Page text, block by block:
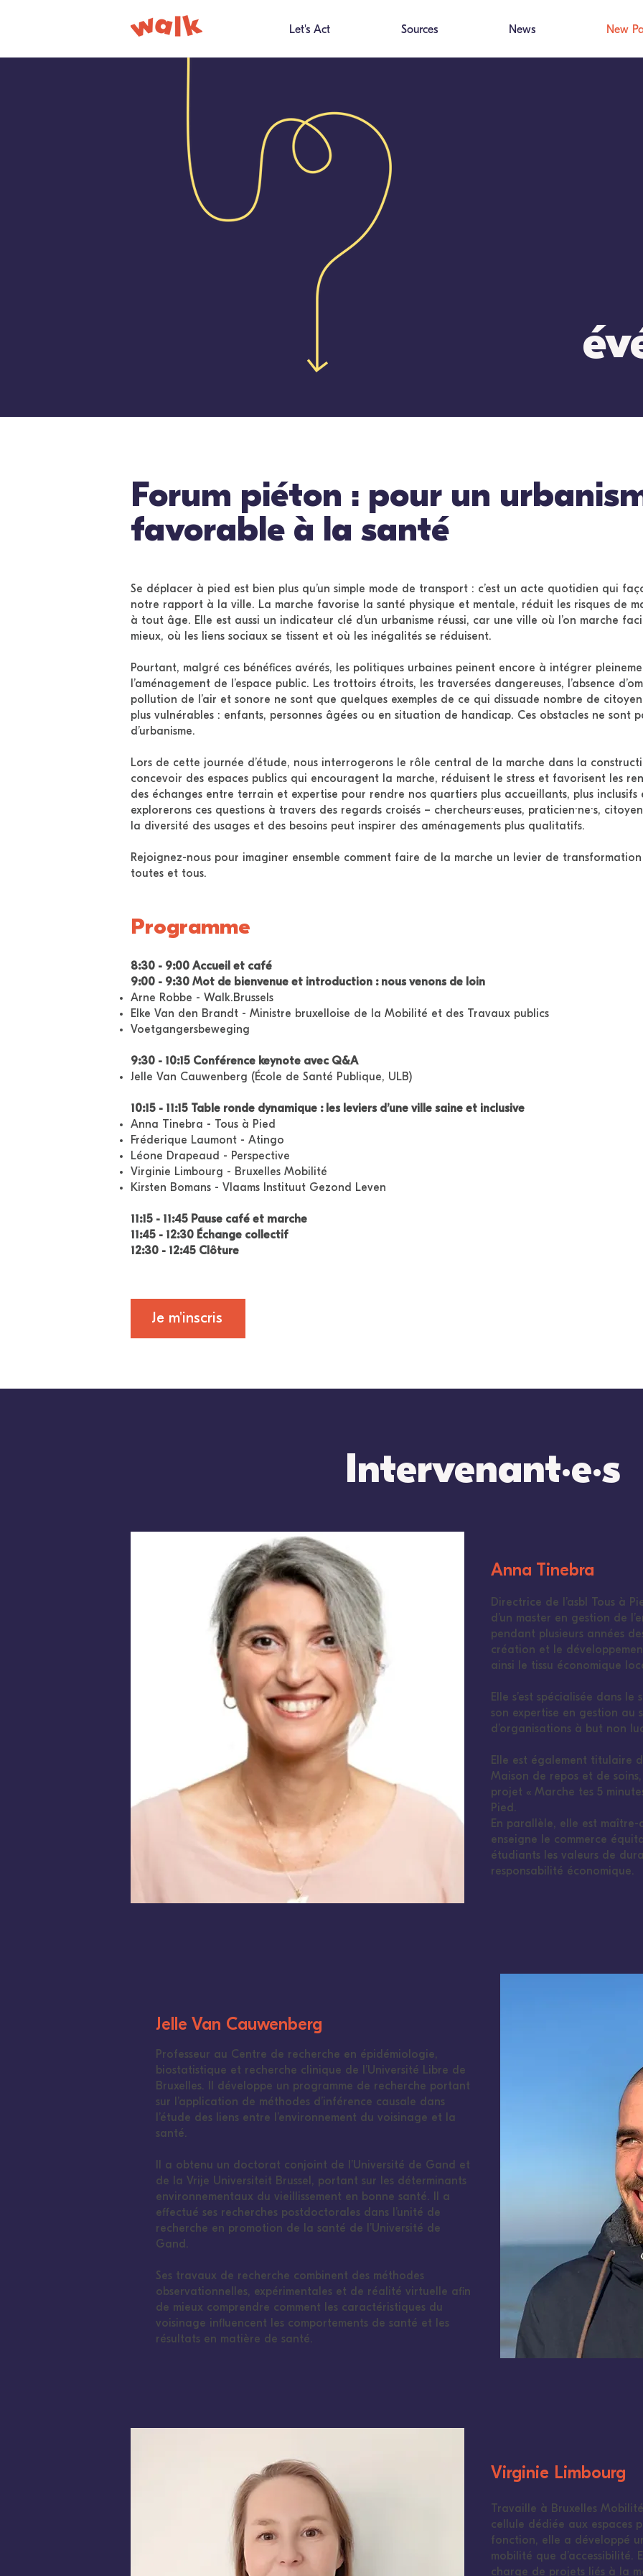
Let's Act Sources News New
Forum piéton : pour un
favorable à la santé
Se déplacer à pied est bien plus qu’un simple mode de transport : c’est un acte quotidien qui
notre rapport à la ville. La marche favorise la santé physique et mentale, réduit les risques de
à tout âge. Elle est aussi un indicateur clé d’un urbanisme réussi, car une ville où l’on marche
mieux, où les liens sociaux se tissent et où les inégalités se réduisent.
Pourtant, malgré ces bénéfices avérés, les politiques urbaines peinent encore à intégrer
l’aménagement de l’espace public. Les trottoirs étroits, les traversées dangereuses, l’absence
pollution de l’air et sonore ne sont que quelques exemples de ce qui dissuade nombre de
plus vulnérables : enfants, personnes âgées ou en situation de handicap. Ces obstacles ne sont
d’urbanisme.
Lors de cette journée d’étude, nous interrogerons le rôle central de la marche dans la
concevoir des espaces publics qui encouragent la marche, réduisent le stress et favorisent les
des échanges entre terrain et expertise pour rendre nos quartiers plus accueillants, plus inclusifs
explorerons ces questions à travers des regards croisés – chercheurs·euses, praticien·ne·s,
la diversité des usages et des besoins peut inspirer des aménagements plus qualitatifs.
Rejoignez-nous pour imaginer ensemble comment faire de la marche un levier de
toutes et tous.
Programme
8:30 - 9:00 Accueil et café
9:00 - 9:30 Mot de bienvenue et introduction : nous venons de loin
Arne Robbe - Walk.Brussels
Elke Van den Brandt - Ministre bruxelloise de la Mobilité et des Travaux publics
Voetgangersbeweging
9:30 - 10:15 Conférence keynote avec Q&A
Jelle Van Cauwenberg (École de Santé Publique, ULB)
10:15 - 11:15 Table ronde dynamique : les leviers d’une ville saine et inclusive
Anna Tinebra - Tous à Pied
Fréderique Laumont - Atingo
Léone Drapeaud - Perspective
Virginie Limbourg - Bruxelles Mobilité
Kirsten Bomans - Vlaams Instituut Gezond Leven
11:15 - 11:45 Pause café et marche
11:45 - 12:30 Échange collectif
12:30 - 12:45 Clôture
Je m'inscris
Intervenant•e•s
Directrice de l’asbl Tous à
d’un master en gestion de
pendant plusieurs années
création et le
ainsi le tissu économique
Elle s’est spécialisée dans
son expertise en gestion au
d’organisations à but non
Elle est également titulaire
Maison de repos et de
projet « Marche tes 5
Pied.
En parallèle, elle est
enseigne le commerce
étudiants les valeurs de
responsabilité économique.
Anna Tinebra
Professeur au Centre de recherche en épidémiologie,
biostatistique et recherche clinique de l’Université Libre de
Bruxelles. Il développe un programme de recherche portant
sur l’application de méthodes d’inférence causale dans
l’étude des liens entre l’environnement du voisinage et la
santé.
Il a obtenu un doctorat conjoint de l’Université de Gand et
de la Vrije Universiteit Brussel, portant sur les déterminants
environnementaux du vieillissement en bonne santé. Il a
effectué ses recherches postdoctorales dans l’unité de
recherche en promotion de la santé de l’Université de
Gand.
Ses travaux de recherche combinent des méthodes
observationnelles, expérimentales et de réalité virtuelle afin
de mieux comprendre comment les caractéristiques du
voisinage influencent les comportements de santé et les
résultats en matière de santé.
Jelle Van Cauwenberg
Travaille à Bruxelles
cellule dédiée aux espaces
fonction, elle a développé
mobilité que d’accessibilité.
charge de projets liés à la
Virginie Limbourg